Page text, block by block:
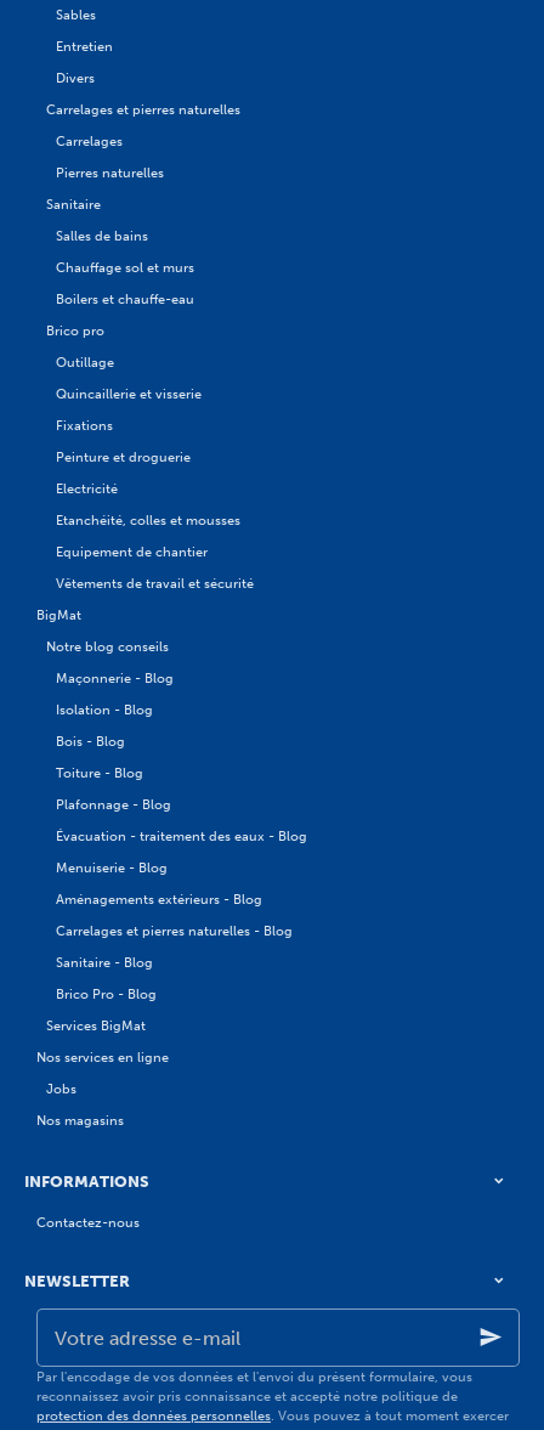
Sables
Entretien
Divers
Carrelages et pierres naturelles
Carrelages
Pierres naturelles
Sanitaire
Salles de bains
Chauffage sol et murs
Boilers et chauffe-eau
Brico pro
Outillage
Quincaillerie et visserie
Fixations
Peinture et droguerie
Electricité
Etanchéité, colles et mousses
Equipement de chantier
Vêtements de travail et sécurité
BigMat
Notre blog conseils
Maçonnerie - Blog
Isolation - Blog
Bois - Blog
Toiture - Blog
Plafonnage - Blog
Évacuation - traitement des eaux - Blog
Menuiserie - Blog
Aménagements extérieurs - Blog
Carrelages et pierres naturelles - Blog
Sanitaire - Blog
Brico Pro - Blog
Services BigMat
Nos services en ligne
Jobs
Nos magasins
INFORMATIONS
Contactez-nous
NEWSLETTER
Votre
adresse
mail
Par l'encodage de vos données et l'envoi du présent formulaire, vous
reconnaissez avoir pris connaissance et accepté notre politique de
protection des données personnelles. Vous pouvez à tout moment exercer